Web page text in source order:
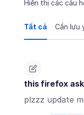
Hiển thị các câu
Tất cả Cần lưu
this firefox
plzzz update